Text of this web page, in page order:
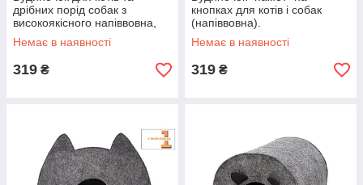
дрібних порід собак з
високоякісного напіввовна,
сірий
Немає в наявності
319 ₴
кнопках для котів і собак
(напіввовна).
Немає в наявності
319 ₴